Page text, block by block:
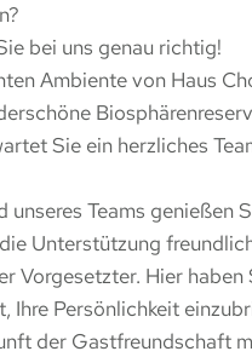
bei uns genau richtig!
Ambiente von Haus
Sie ein herzliches
unseres Teams genießen
Unterstützung
Vorgesetzter. Hier haben
Ihre Persönlichkeit
der Gastfreundschaft